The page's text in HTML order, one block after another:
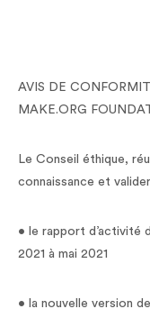
AVIS DE
MAKE.ORG
Le Conseil éthique,
connaissance et
• le rapport d’activité
2021 à mai 2021
• la nouvelle version